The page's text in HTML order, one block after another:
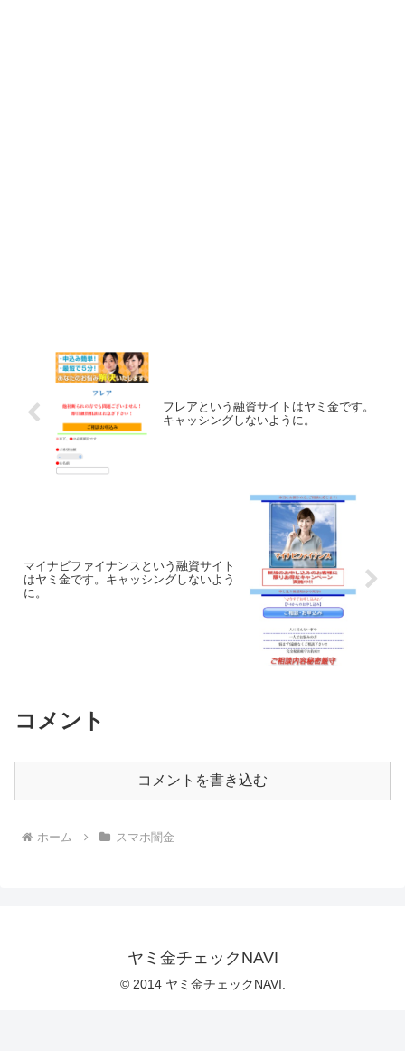
フレアという融資サイトはヤミ金です。
キャッシングしないように。
マイナビファイナンスという融資サイト
はヤミ金です。キャッシングしないよう
に。
コメント
コメントを書き込む
ホーム スマホ闇金
ヤミ金チェックNAVI
© 2014 ヤミ金チェックNAVI.